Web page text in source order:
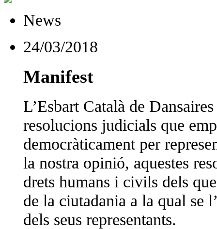
News
24/03/2018
Manifest
L’Esbart Català de
resolucions judicials que
democràticament per
la nostra opinió, aquestes
drets humans i civils dels
de la ciutadania a la qual se
dels seus representants.